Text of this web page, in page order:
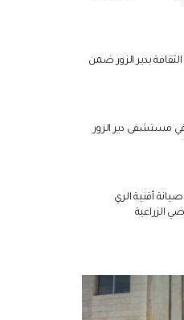
الثقافة بدير الزور ضمن
في مستشفى دير الزور
صيانة أقنية الري
الزراعية